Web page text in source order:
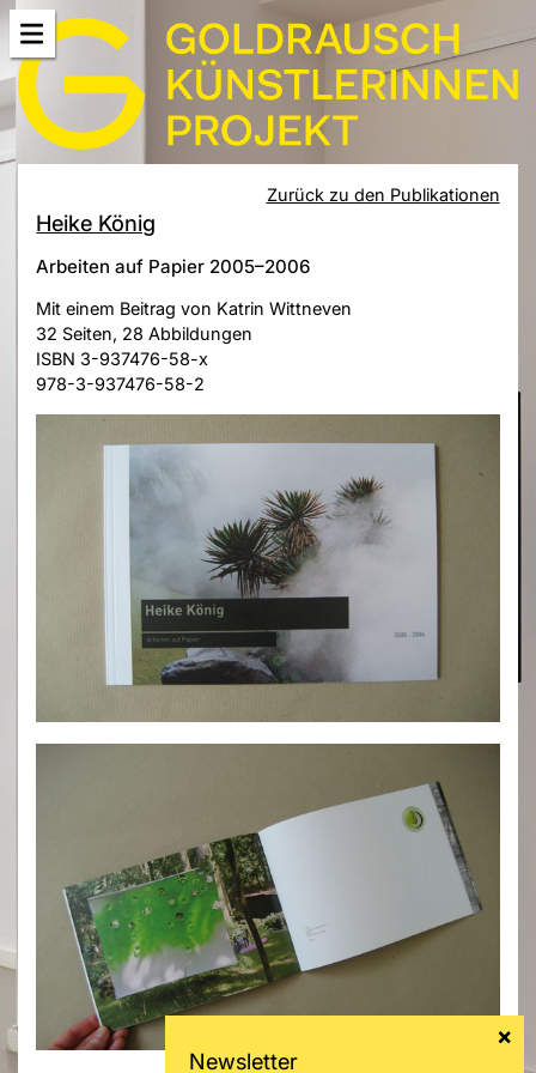
Zurück zu den Publikationen
Heike König
Arbeiten auf Papier 2005–2006
Mit einem Beitrag von Katrin Wittneven
32 Seiten, 28 Abbildungen
ISBN 3-937476-58-x
978-3-937476-58-2